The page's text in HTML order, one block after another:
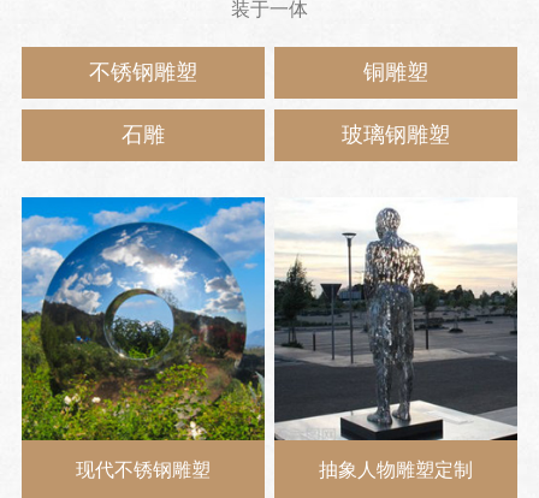
装于一体
不锈钢雕塑 铜雕塑
石雕 玻璃钢雕塑
现代不锈钢雕塑 抽象人物雕塑定制